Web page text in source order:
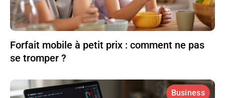
Forfait mobile à petit prix : comment ne pas
se tromper ?
Business